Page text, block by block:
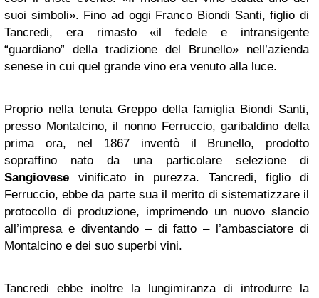
suoi simboli». Fino ad oggi Franco Biondi Santi, figlio di
Tancredi, era rimasto «il fedele e intransigente
“guardiano” della tradizione del Brunello» nell’azienda
senese in cui quel grande vino era venuto alla luce.
Proprio nella tenuta Greppo della famiglia Biondi Santi,
presso Montalcino, il nonno Ferruccio, garibaldino della
prima ora, nel 1867 inventò il Brunello, prodotto
sopraffino nato da una particolare selezione di
Sangiovese vinificato in purezza. Tancredi, figlio di
Ferruccio, ebbe da parte sua il merito di sistematizzare il
protocollo di produzione, imprimendo un nuovo slancio
all’impresa e diventando – di fatto – l’ambasciatore di
Montalcino e dei suo superbi vini.
Tancredi ebbe inoltre la lungimiranza di introdurre la